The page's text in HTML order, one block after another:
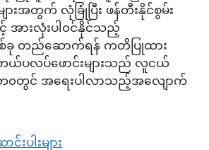
းအတွက် လုံခြုံပြီး ဖန်တီးနိုင်စွမ်း
အားလုံးပါ၀င်နိုင်သည့်
တည်ဆောက်ရန် ကတိပြုထား
ယ်ပလပ်ဖောင်းများသည် လူငယ်
ဘ၀တွင် အရေးပါလာသည့်အလျောက်
းပါးများ